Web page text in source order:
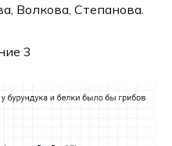
Волкова, Степанова.
3